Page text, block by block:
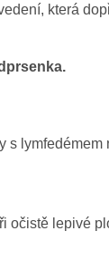
která
s lymfedémem
očistě lepivé